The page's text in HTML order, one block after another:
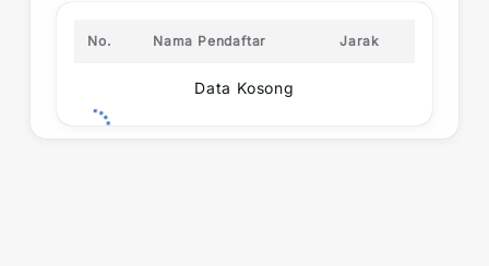
No. Nama Pendaftar Jarak
Data Kosong